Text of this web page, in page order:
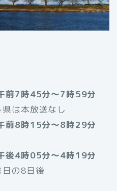
7時45分～7時59分
は本放送なし
前8時15分～8時29分
後4時05分～4時19分
の8日後